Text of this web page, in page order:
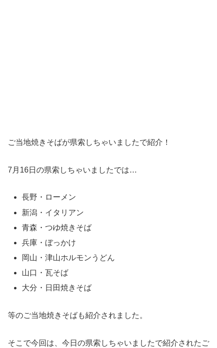
ご当地焼きそばが県索しちゃいましたで紹介！
7月16日の県索しちゃいましたでは…
長野・ローメン
新潟・イタリアン
青森・つゆ焼きそば
兵庫・ぼっかけ
岡山・津山ホルモンうどん
山口・瓦そば
大分・日田焼きそば
等のご当地焼きそばも紹介されました。
そこで今回は、今日の県索しちゃいましたで紹介されたご